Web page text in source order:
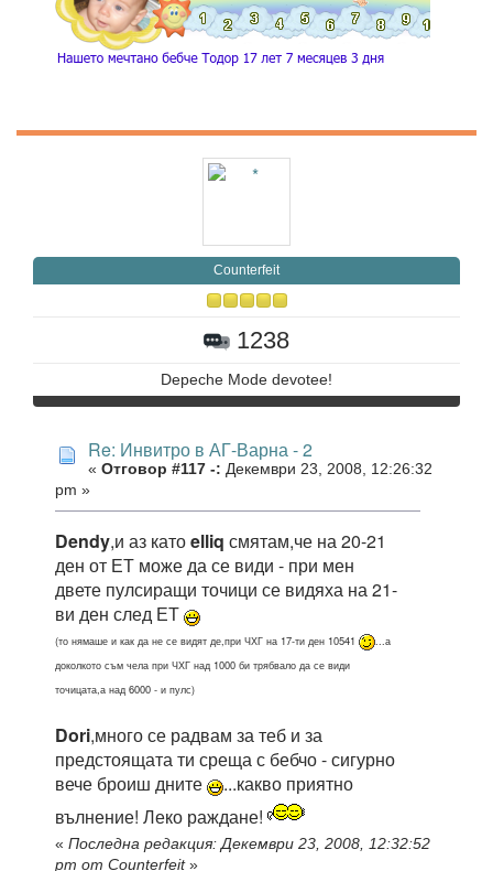
Counterfeit
1238
Depeche Mode devotee!
Re: Инвитро в АГ-Варна - 2
« Отговор #117 -: Декември 23, 2008, 12:26:32
pm »
Dendy,и аз катоelliq смятам,че на 20-21
ден от ЕТ може да се види - при мен
двете пулсиращи точици се видяха на 21-
ви ден след ЕТ
(то нямаше и как да не се видят де,при ЧХГ на 17-ти ден 10541
...а
доколкото съм чела при ЧХГ над 1000 би трябвало да се види
точицата,а над 6000 - и пулс)
Dori,много се радвам за теб и за
предстоящата ти среща с бебчо - сигурно
вече броиш дните
...какво приятно
вълнение! Леко раждане!
« Последна редакция: Декември 23, 2008, 12:32:52
pm от Counterfeit»